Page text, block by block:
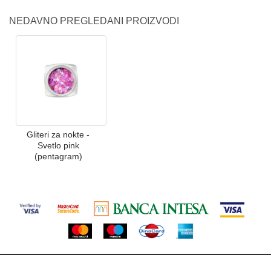
NEDAVNO PREGLEDANI PROIZVODI
Gliteri za nokte -
Svetlo pink
(pentagram)